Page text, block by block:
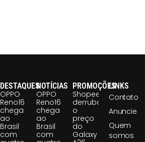
DESTAQUES
OPPO
Reno16
chega
ao
Brasil
com
NOTÍCIAS
OPPO
Reno16
chega
ao
Brasil
com
PROMOÇÕES
Shopee
derruba
o
preço
do
Galaxy
LINKS
Contato
Anuncie
Quem
somos